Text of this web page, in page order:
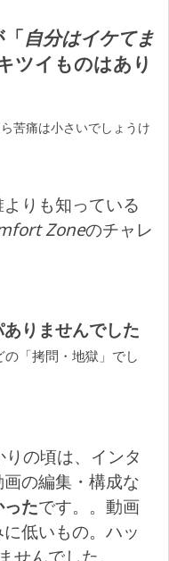
自分はイケてま
ツイものはあり
苦痛は小さいでしょうけ
りも知っている
Zoneのチャレ
ありませんでした
の「拷問・地獄」でし
の頃は、インタ
の編集・構成な
たです。。動画
低いもの。ハッ